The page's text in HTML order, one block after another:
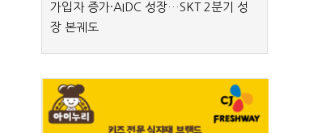
가입자 증가·AIDC 성장…SKT 2분기 성
장 본궤도